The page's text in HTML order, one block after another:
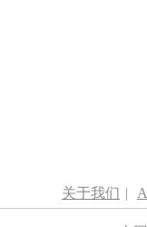
关于我们 |